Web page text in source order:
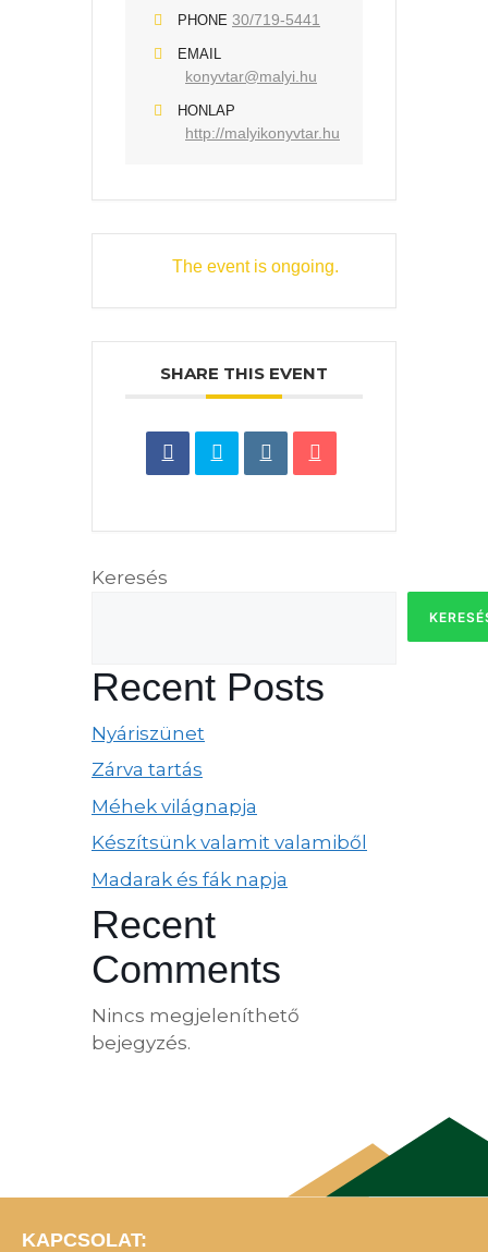
PHONE 30/719-5441
EMAIL
konyvtar@malyi.hu
HONLAP
http://malyikonyvtar.hu
The event is ongoing.
SHARE THIS EVENT
Keresés
Recent Posts
Nyáriszünet
Zárva tartás
Méhek világnapja
Készítsünk valamit valamiből
Madarak és fák napja
Recent
Comments
Nincs megjeleníthető
bejegyzés.
KAPCSOLAT: